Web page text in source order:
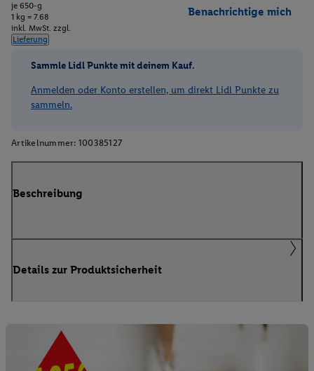
je 650-g
1 kg = 7.68
inkl. MwSt. zzgl.
Lieferung
Benachrichtige mich
Sammle Lidl Punkte mit deinem Kauf.
Anmelden oder Konto erstellen, um direkt Lidl Punkte zu
sammeln.
Artikelnummer: 100385127
Beschreibung
Details zur Produktsicherheit